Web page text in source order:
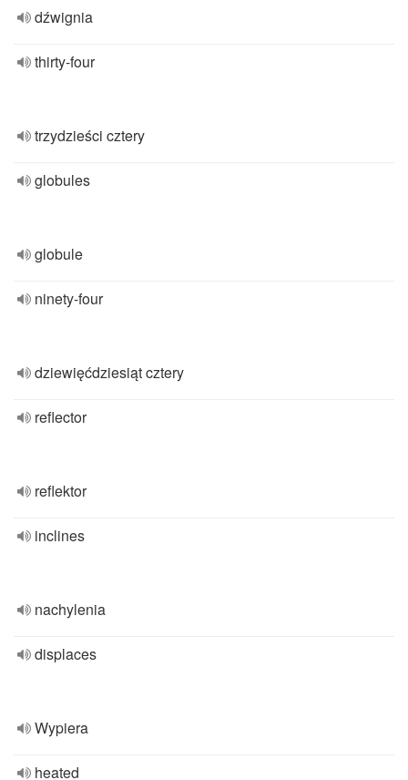
dźwignia
thirty-four
trzydzieści cztery
globules
globule
ninety-four
dziewięćdziesiąt cztery
reflector
reflektor
inclines
nachylenia
displaces
Wypiera
heated